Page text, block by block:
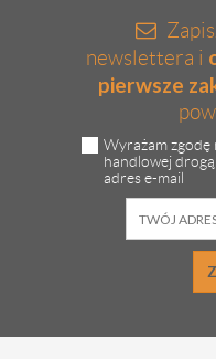
newslettera i
pierwsze
Wyrażam
handlowej
adres e-mail